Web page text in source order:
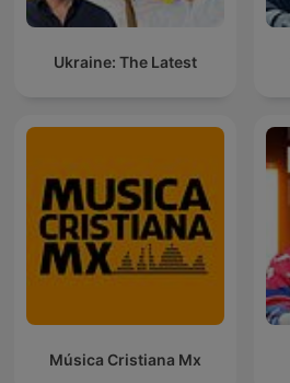
Ukraine: The Latest
Música Cristiana Mx